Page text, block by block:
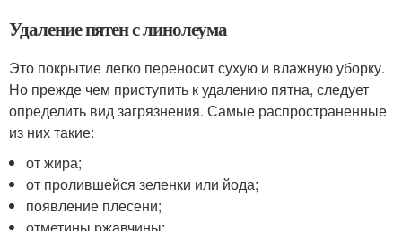
Удаление пятен с линолеума
Это покрытие легко переносит сухую и влажную уборку.
Но прежде чем приступить к удалению пятна, следует
определить вид загрязнения. Самые распространенные
из них такие:
от жира;
от пролившейся зеленки или йода;
появление плесени;